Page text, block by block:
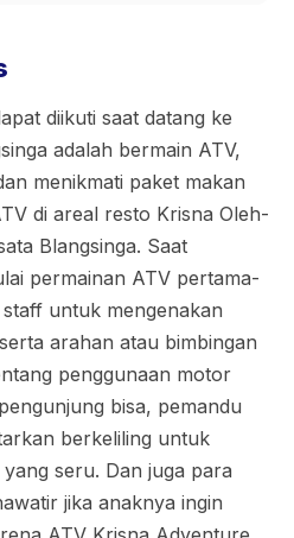
diikuti saat datang ke
adalah bermain ATV,
menikmati paket makan
di areal resto Krisna Oleh-
Blangsinga. Saat
permainan ATV pertama-
untuk mengenakan
arahan atau bimbingan
penggunaan motor
bisa, pemandu
berkeliling untuk
seru. Dan juga para
jika anaknya ingin